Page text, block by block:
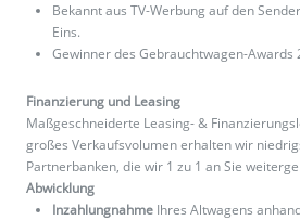
Bekannt aus TV-Werbung auf den
Eins.
Gewinner des Gebrauchtwagen-Awards
Finanzierung und Leasing
Maßgeschneiderte Leasing- &
großes Verkaufsvolumen erhalten wir
Partnerbanken, die wir 1 zu 1 an Sie
Abwicklung
Inzahlungnahme Ihres Altwagens